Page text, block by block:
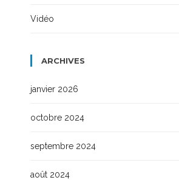
Vidéo
ARCHIVES
janvier 2026
octobre 2024
septembre 2024
août 2024